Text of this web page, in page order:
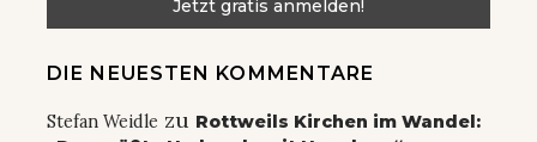
DIE NEUESTEN KOMMENTARE
Stefan Weidle zu Rottweils Kirchen im Wandel: